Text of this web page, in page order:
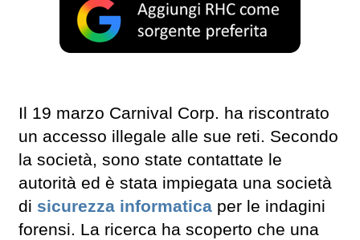
Il 19 marzo Carnival Corp. ha riscontrato
un accesso illegale alle sue reti. Secondo
la società, sono state contattate le
autorità ed è stata impiegata una società
di sicurezza informatica per le indagini
forensi. La ricerca ha scoperto che una